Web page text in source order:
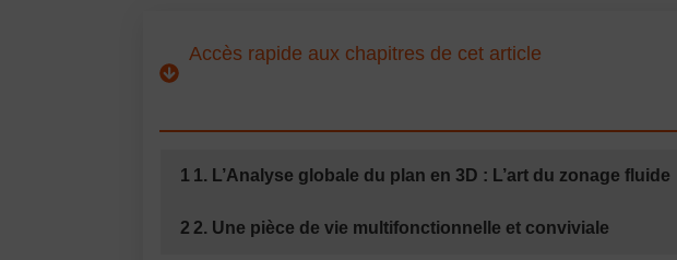
Accès rapide aux chapitres de cet article
1 1. L’Analyse globale du plan en 3D : L’art du zonage fluide
2 2. Une pièce de vie multifonctionnelle et conviviale